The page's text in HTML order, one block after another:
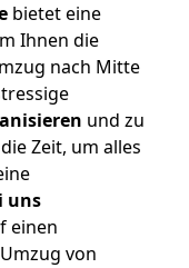
bietet eine
Ihnen die
nach Mitte
und zu
Zeit, um alles
uns
einen
von